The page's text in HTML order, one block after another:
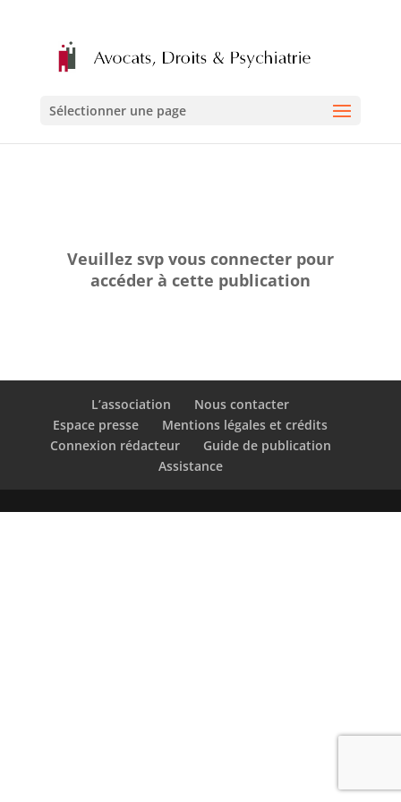
Sélectionner une page
Veuillez svp vous connecter pour
accéder à cette publication
L’association
Nous contacter
Espace presse
Mentions légales et crédits
Connexion rédacteur
Guide de publication
Assistance